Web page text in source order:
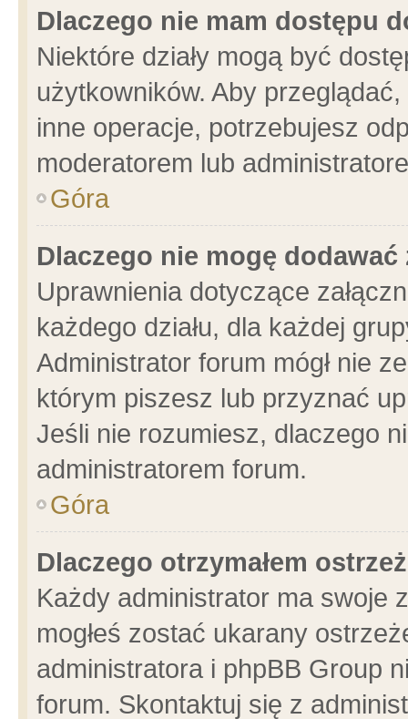
Dlaczego nie mam dostępu
Niektóre działy mogą być
użytkowników. Aby
inne operacje, potrzebujesz
moderatorem lub
Góra
Dlaczego nie mogę dodawać
Uprawnienia dotyczące
każdego działu, dla każdej
Administrator forum mógł nie
którym piszesz lub przyznać
Jeśli nie rozumiesz, dlaczego
administratorem forum.
Góra
Dlaczego otrzymałem
Każdy administrator ma swoje
mogłeś zostać ukarany
administratora i phpBB Group
forum. Skontaktuj się z